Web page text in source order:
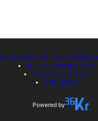
© Copyright 36Kr Japan, All Rights
コンテンツの利用について
プライバシーポリシー
お問い合わせ
Powered by